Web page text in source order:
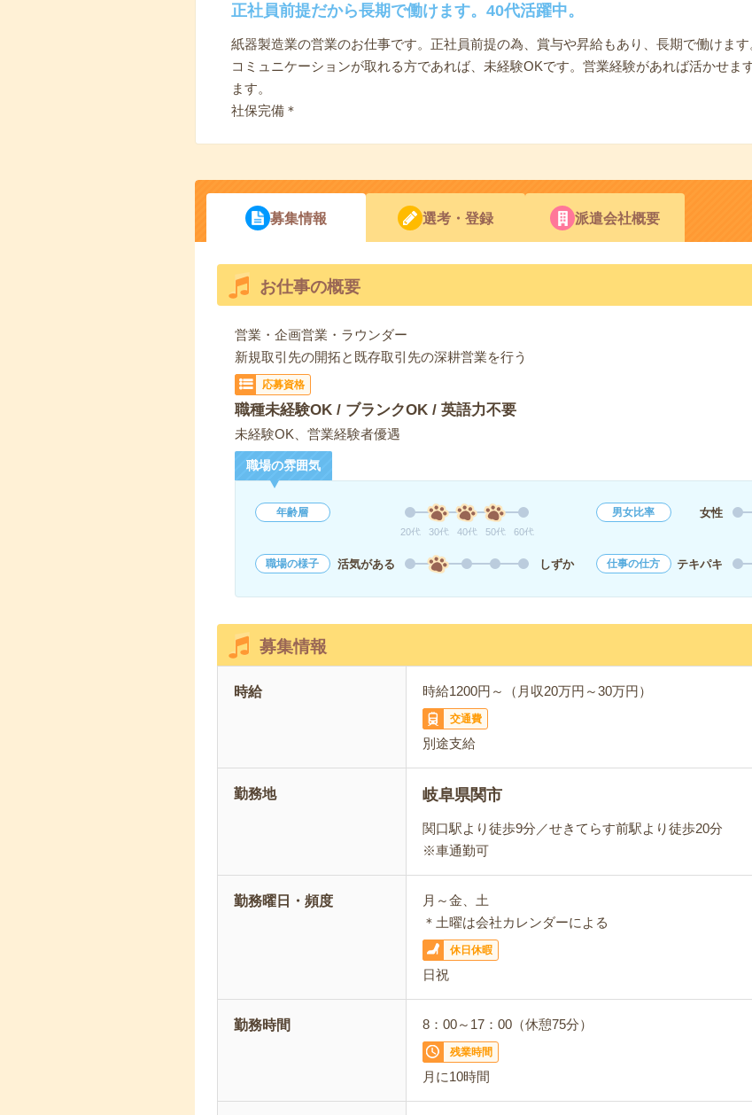
正社員前提だから長期で働けます。40代活躍中。
紙器製造業の営業のお仕事です。正社員前提の為、賞与や昇給もあり、長期で働けます
コミュニケーションが取れる方であれば、未経験OKです。営業経験があれば活かせま
ます。
社保完備＊
募集情報 選考・登録 派遣会社概要
お仕事の概要
営業・企画営業・ラウンダー
新規取引先の開拓と既存取引先の深耕営業を行う
応募資格
職種未経験OK / ブランクOK / 英語力不要
未経験OK、営業経験者優遇
職場の雰囲気
年齢層
20代 30代 40代 50代 60代
男女比率 女性
職場の様子 活気がある しずか 仕事の仕方 テキパキ
募集情報
時給 時給1200円～（月収20万円～30万円）
交通費
別途支給
勤務地 岐阜県関市
関口駅より徒歩9分／せきてらす前駅より徒歩20分
※車通勤可
勤務曜日・頻度
月～金、土
＊土曜は会社カレンダーによる
休日休暇
日祝
勤務時間 8：00～17：00（休憩75分）
残業時間
月に10時間